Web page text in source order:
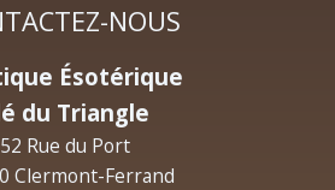
NOUS
Ésotérique
du Triangle
52 Rue du Port
Clermont-Ferrand